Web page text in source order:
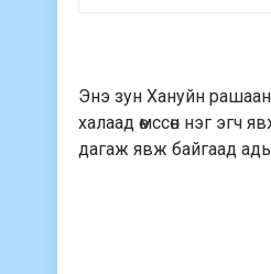
Энэ зун Хануйн
халаад өмссөн нэг эгч
дагаж явж байгаад адын